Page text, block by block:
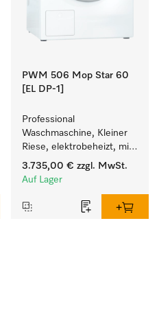
PWM 506 Mop Star 60
[EL DP-1]
Professional
Waschmaschine, Kleiner
Riese, elektrobeheizt, mit
Ablaufpumpe speziell für
die Anforderungen im
Füllgewicht 6 kg.
3.735,00 € zzgl. MwSt.
Auf Lager